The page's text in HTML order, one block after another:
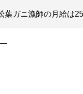
葉ガニ漁師の月給は
―